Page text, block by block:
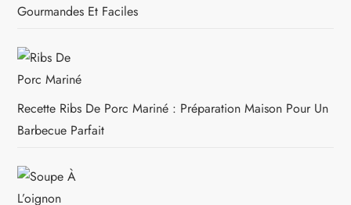
Gourmandes Et Faciles
Recette Ribs De Porc Mariné : Préparation Maison Pour Un
Barbecue Parfait